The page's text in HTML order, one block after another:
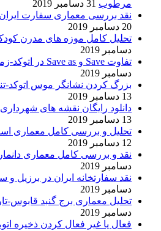
مرطوب 31 دسامبر 2019
نقد بررسی معماری سفارت ایران
20 دسامبر 2019
تحلیل کامل موزه های مدرن
دسامبر 2019
تفاوت Save و Save as در اتوکد-زمان autocad Save as
دسامبر 2019
بزرگ کردن نشانگر موس اتوکد-
13 دسامبر 2019
دانلود رایگان نقشه های
13 دسامبر 2019
تحلیل و بررسی کامل معماری
12 دسامبر 2019
نقد و بررسی کامل معماری
دسامبر 2019
نقد سفارتخانه ایران در برزیل و
دسامبر 2019
تحلیل معماری برج گنبد قابوس-
دسامبر 2019